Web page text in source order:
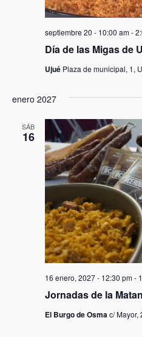
Día de las Migas de
septiembre 20 - 10:00 am-
Ujué Plaza de municipal, 1,
enero 2027
SÁB
16
Jornadas de la
16 enero, 2027 - 12:30 pm-
El Burgo de Osmac/ Mayor,